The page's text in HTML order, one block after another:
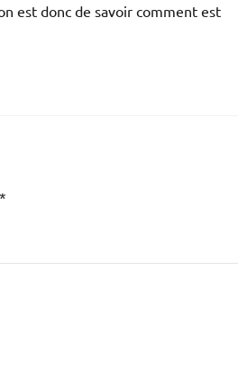
est donc de savoir comment est
*